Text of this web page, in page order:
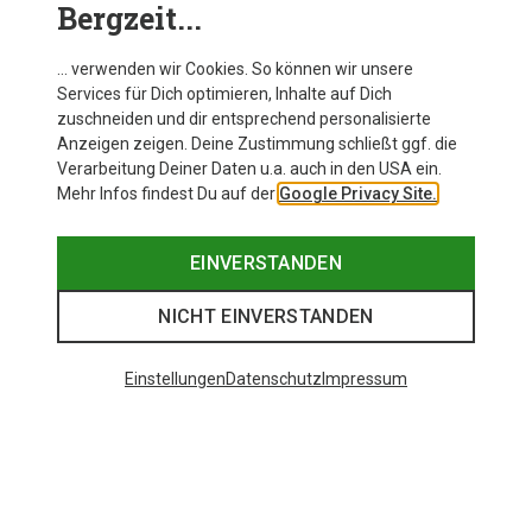
Bergzeit...
… verwenden wir Cookies. So können wir unsere
Services für Dich optimieren, Inhalte auf Dich
zuschneiden und dir entsprechend personalisierte
Anzeigen zeigen. Deine Zustimmung schließt ggf. die
Verarbeitung Deiner Daten u.a. auch in den USA ein.
Mehr Infos findest Du auf der Google Privacy Site.
EINVERSTANDEN
NICHT EINVERSTANDEN
EinstellungenDatenschutz Impressum